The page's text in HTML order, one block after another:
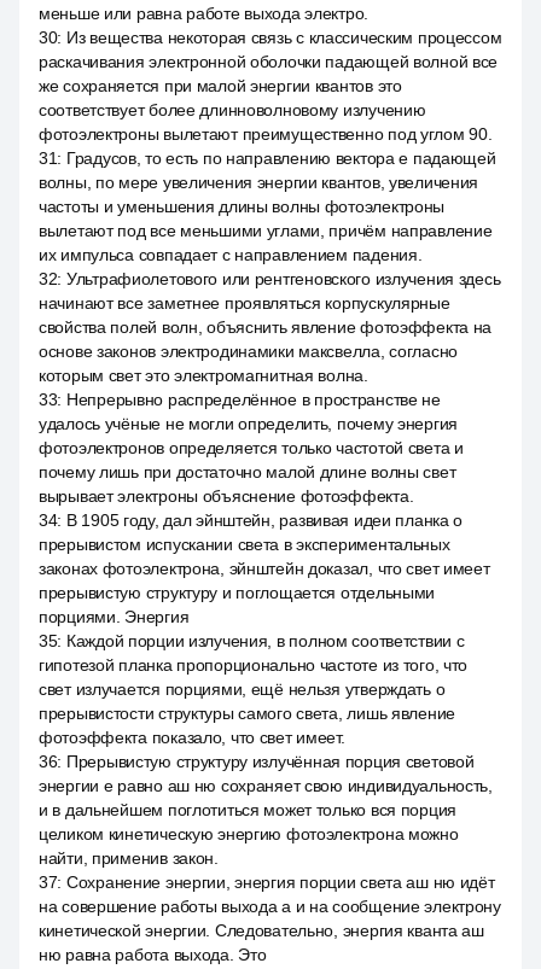
меньше или равна работе выхода электро.
30: Из вещества некоторая связь с классическим процессом
раскачивания электронной оболочки падающей волной все
же сохраняется при малой энергии квантов это
соответствует более длинноволновому излучению
фотоэлектроны вылетают преимущественно под углом 90.
31: Градусов, то есть по направлению вектора е падающей
волны, по мере увеличения энергии квантов, увеличения
частоты и уменьшения длины волны фотоэлектроны
вылетают под все меньшими углами, причём направление
их импульса совпадает с направлением падения.
32: Ультрафиолетового или рентгеновского излучения здесь
начинают все заметнее проявляться корпускулярные
свойства полей волн, объяснить явление фотоэффекта на
основе законов электродинамики максвелла, согласно
которым свет это электромагнитная волна.
33: Непрерывно распределённое в пространстве не
удалось учёные не могли определить, почему энергия
фотоэлектронов определяется только частотой света и
почему лишь при достаточно малой длине волны свет
вырывает электроны объяснение фотоэффекта.
34: В 1905 году, дал эйнштейн, развивая идеи планка о
прерывистом испускании света в экспериментальных
законах фотоэлектрона, эйнштейн доказал, что свет имеет
прерывистую структуру и поглощается отдельными
порциями. Энергия
35: Каждой порции излучения, в полном соответствии с
гипотезой планка пропорционально частоте из того, что
свет излучается порциями, ещё нельзя утверждать о
прерывистости структуры самого света, лишь явление
фотоэффекта показало, что свет имеет.
36: Прерывистую структуру излучённая порция световой
энергии е равно аш ню сохраняет свою индивидуальность,
и в дальнейшем поглотиться может только вся порция
целиком кинетическую энергию фотоэлектрона можно
найти, применив закон.
37: Сохранение энергии, энергия порции света аш ню идёт
на совершение работы выхода а и на сообщение электрону
кинетической энергии. Следовательно, энергия кванта аш
ню равна работа выхода. Это